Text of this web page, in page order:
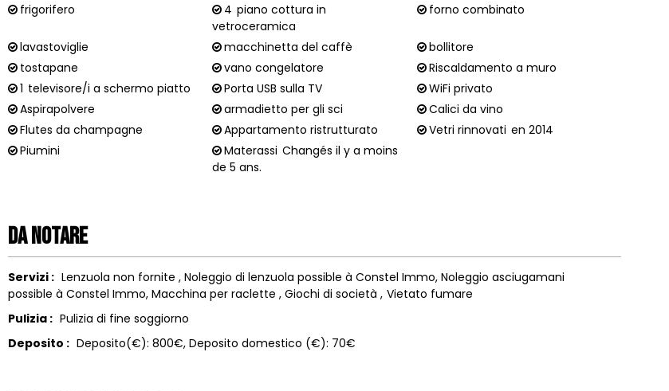
frigorifero 4 piano cottura in
vetroceramica
forno combinato
lavastoviglie macchinetta del caffè
bollitore
tostapane
vano congelatore
Riscaldamento a muro
1 televisore/i a schermo piatto Porta USB sulla TV
WiFi privato
Aspirapolvere
armadietto per gli sci
Calici da vino
Flutes da champagne
Appartamento ristrutturato Vetri rinnovati en 2014
Piumini
Materassi Changés il y a moins
de 5 ans.
Da notare
Servizi : Lenzuola non fornite Noleggio di lenzuola possible à Constel Immo Noleggio asciugamani
possible à Constel Immo Macchina per raclette Giochi di società Vietato fumare
Pulizia : Pulizia di fine soggiorno
Deposito : Deposito(€): 800€ Deposito domestico (€): 70€